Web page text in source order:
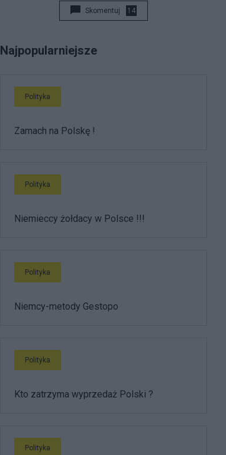
Skomentuj 14
Najpopularniejsze
Polityka
Zamach na Polskę !
Polityka
Niemieccy żołdacy w Polsce !!!
Polityka
Niemcy-metody Gestopo
Polityka
Kto zatrzyma wyprzedaż Polski ?
Polityka